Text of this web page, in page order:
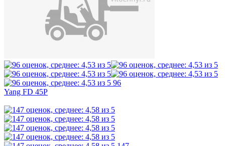
96
Yang FD 45P